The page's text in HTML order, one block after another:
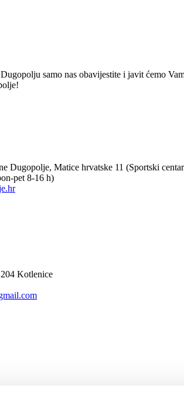
samo nas obavijestite i javit ćemo
Dugopolje, Matice hrvatske 11 (Sportski
pet 8-16 h)
Kotlenice